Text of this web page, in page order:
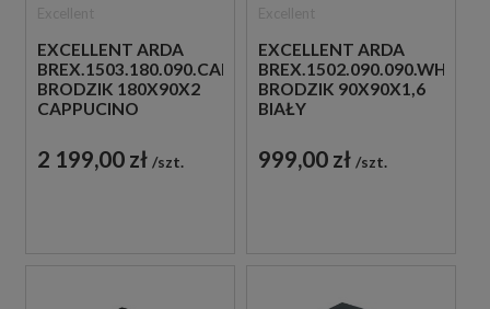
EXCELLENT ARDA
BREX.1503.180.090.CAN
BRODZIK 180X90X2
CAPPUCINO
2 199,00 zł szt.
EXCELLENT ARDA
BREX.1502.090.090.WHN
BRODZIK 90X90X1,6
BIAŁY
999,00 zł szt.